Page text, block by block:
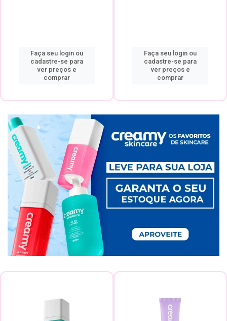
Faça seu login ou
cadastre-se para
ver preços e
comprar
Faça seu login ou
cadastre-se para
ver preços e
comprar